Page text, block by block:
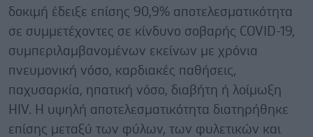
δοκιμή έδειξε επίσης 90,9% αποτελεσματικότητα
σε συμμετέχοντες σε κίνδυνο σοβαρής COVID-19,
συμπεριλαμβανομένων εκείνων με χρόνια
πνευμονική νόσο, καρδιακές παθήσεις,
παχυσαρκία, ηπατική νόσο, διαβήτη ή λοίμωξη
HIV. Η υψηλή αποτελεσματικότητα διατηρήθηκε
επίσης μεταξύ των φύλων, των φυλετικών και